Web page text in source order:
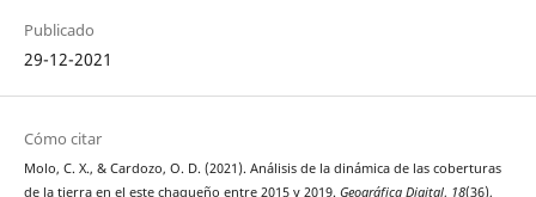
Publicado
29-12-2021
Cómo citar
Molo, C. X., & Cardozo, O. D. (2021). Análisis de la dinámica de las coberturas
de la tierra en el este chaqueño entre 2015 y 2019. Geográfica Digital, 18(36),